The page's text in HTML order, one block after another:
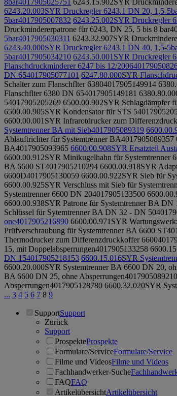
6243.20.003SYR Druckregler 6243.1 DN 20, 1,5-
5bar4017905007832 6243.25.002SYR Druckregler
Druckmindererpatrone für 6243, DN 25, 5 bis 8 bar
5bar4017905030311 6243.32.907SYR
6243.40.000SYR Druckregler 6243.1 DN 40, 1,5-
5bar4017905034210 6243.50.001 SYR Druckregler
Flanschdruckminderer 6247 bis 12/2006
DN 654017905077101 6247.80.000SYR
Schalter zum Flanschflter 63804017905149914
Flanschflter 6380 DN 654017905149181
54017905205269 6500.00.902SYR Schlagdämpfer
6500.00.905SYR Kondensator für STS 5
6600.00.001 SYR Infrarotdrucker zum
Systemtrenner BA mit Sieb4017905089319
Ablauftrichter für Systemtrenner BA4017905089357
BA4017905093965 6600.00.908SYR Ersatzteil
6600.00.912SYR Minikugelhahn für Systemtrenner
BA 6600 ST4017905210294 6600.00.918SYR
6600D4017905130059 6600.00.922SYR Sieb für
6600.00.925SYR Verschluss mit Sieb für
Systemtrenner 6600 DN 204017905133500
6600.00.938SYR Patrone für Systemtrenner BA DN
Schlüssel für Sytemtrenner BA DN 32 - DN 50
one4017905216890 6600.00.971 SYR
Prüfverschraubung für Systemtrenner BA 6600 ST
Thermodrucker zum Differenzdruckkoffer 6600
15, mit Doppelabsperrungen4017905133258
DN 154017905218153 6600.15.016SYR
6600.20.000SYR Systemtrenner BA 6600 DN 20,
BA 6600 DN 25, ohne Absperrungen4017905089210
Absperrungen4017905128780 6600.32.020SYR
... 3 4 5 6 7 8 9
SupportSupport
Zurück
Support
ProspekteProspekte
Formulare/ServiceFormulare/Service
Filme und VideosFilme und Videos
Fachhandwerker-Suche
FAQFAQ
ArtikelübersichtArtikelübersicht